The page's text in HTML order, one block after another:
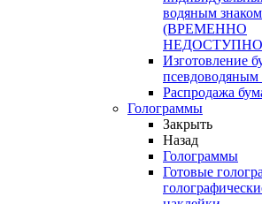
водяным знаком
(ВРЕМЕННО
Изготовление
псевдоводяным
Распродажа
Голограммы
Закрыть
Назад
Голограммы
Готовые